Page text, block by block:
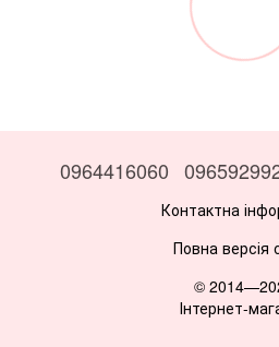
0964416060
Контактна
Повна версія
©
Інтернет-